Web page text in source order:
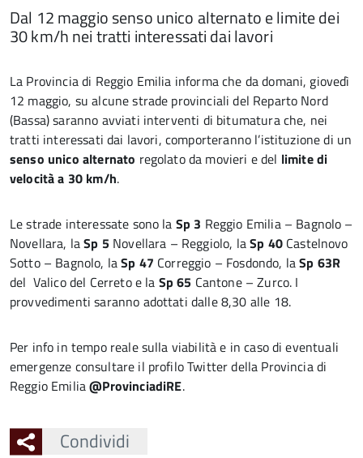
Dal 12 maggio senso unico alternato e limite dei
30 km/h nei tratti interessati dai lavori
La Provincia di Reggio Emilia informa che da domani, giovedì
12 maggio, su alcune strade provinciali del Reparto Nord
(Bassa) saranno avviati interventi di bitumatura che, nei
tratti interessati dai lavori, comporteranno l’istituzione di un
senso unico alternato regolato da movieri e del limite di
velocità a 30 km/h.
Le strade interessate sono la Sp 3 Reggio Emilia – Bagnolo –
Novellara, laSp 5Novellara – Reggiolo, laSp 40 Castelnovo
Sotto – Bagnolo, laSp 47 Correggio – Fosdondo, laSp 63R
del Valico del Cerreto e la Sp 65 Cantone – Zurco. I
provvedimenti saranno adottati dalle 8,30 alle 18.
Per info in tempo reale sulla viabilità e in caso di eventuali
emergenze consultare il profilo Twitter della Provincia di
Reggio Emilia@ProvinciadiRE.
Condividi